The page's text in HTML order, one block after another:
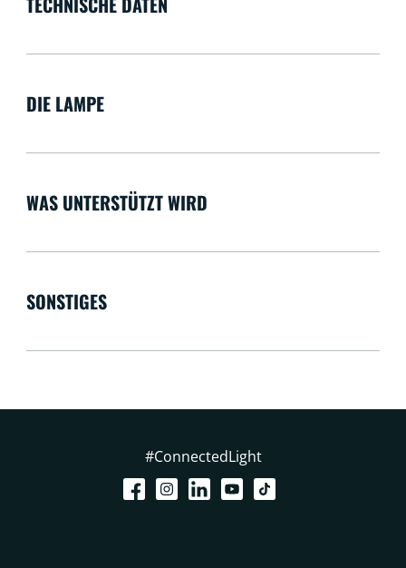
DIE LAMPE
WAS UNTERSTÜTZT WIRD
SONSTIGES
#ConnectedLight